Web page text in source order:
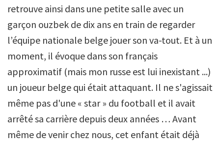
retrouve ainsi dans une petite salle avec un
garçon ouzbek de dix ans en train de regarder
l’équipe nationale belge jouer son va-tout. Et à un
moment, il évoque dans son français
approximatif (mais mon russe est lui inexistant ...)
un joueur belge qui était attaquant. Il ne s'agissait
même pas d'une « star » du football et il avait
arrêté sa carrière depuis deux années … Avant
même de venir chez nous, cet enfant était déjà